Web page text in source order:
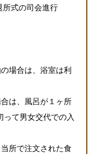
所式の司会進行
場合は、浴室は利
は、風呂が１ヶ所
って男女交代での入
所で注文された食